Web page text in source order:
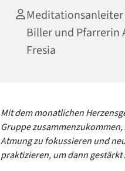
Biller und Pfarrerin
Fresia
Mit dem monatlichen
Gruppe
Atmung zu fokussieren und
praktizieren, um dann